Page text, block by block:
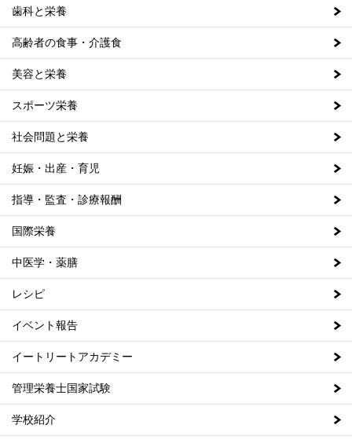
歯科と栄養
高齢者の食事・介護食
美容と栄養
スポーツ栄養
社会問題と栄養
妊娠・出産・育児
指導・監査・診療報酬
国際栄養
中医学・薬膳
レシピ
イベント報告
イートリートアカデミー
管理栄養士国家試験
学校紹介